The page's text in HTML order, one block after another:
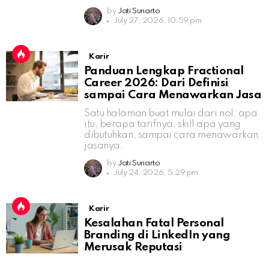
by Jati Sunarto
July 27, 2026, 10:59 pm
Karir
Panduan Lengkap Fractional
Career 2026: Dari Definisi
sampai Cara Menawarkan Jasa
Satu halaman buat mulai dari nol: apa
itu, berapa tarifnya, skill apa yang
dibutuhkan, sampai cara menawarkan
jasanya.
by Jati Sunarto
July 24, 2026, 5:29 pm
Karir
Kesalahan Fatal Personal
Branding di LinkedIn yang
Merusak Reputasi